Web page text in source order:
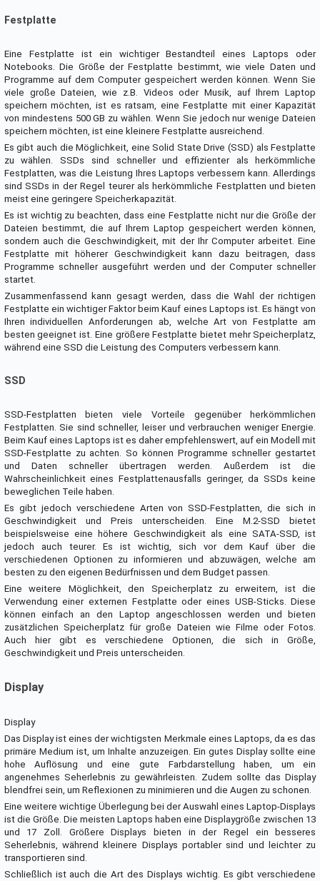
Festplatte
Eine Festplatte ist ein wichtiger Bestandteil eines Laptops oder
Notebooks. Die Größe der Festplatte bestimmt, wie viele Daten und
Programme auf dem Computer gespeichert werden können. Wenn Sie
viele große Dateien, wie z.B. Videos oder Musik, auf Ihrem Laptop
speichern möchten, ist es ratsam, eine Festplatte mit einer Kapazität
von mindestens 500 GB zu wählen. Wenn Sie jedoch nur wenige Dateien
speichern möchten, ist eine kleinere Festplatte ausreichend.
Es gibt auch die Möglichkeit, eine Solid State Drive (SSD) als Festplatte
zu wählen. SSDs sind schneller und effizienter als herkömmliche
Festplatten, was die Leistung Ihres Laptops verbessern kann. Allerdings
sind SSDs in der Regel teurer als herkömmliche Festplatten und bieten
meist eine geringere Speicherkapazität.
Es ist wichtig zu beachten, dass eine Festplatte nicht nur die Größe der
Dateien bestimmt, die auf Ihrem Laptop gespeichert werden können,
sondern auch die Geschwindigkeit, mit der Ihr Computer arbeitet. Eine
Festplatte mit höherer Geschwindigkeit kann dazu beitragen, dass
Programme schneller ausgeführt werden und der Computer schneller
startet.
Zusammenfassend kann gesagt werden, dass die Wahl der richtigen
Festplatte ein wichtiger Faktor beim Kauf eines Laptops ist. Es hängt von
Ihren individuellen Anforderungen ab, welche Art von Festplatte am
besten geeignet ist. Eine größere Festplatte bietet mehr Speicherplatz,
während eine SSD die Leistung des Computers verbessern kann.
SSD
SSD-Festplatten bieten viele Vorteile gegenüber herkömmlichen
Festplatten. Sie sind schneller, leiser und verbrauchen weniger Energie.
Beim Kauf eines Laptops ist es daher empfehlenswert, auf ein Modell mit
SSD-Festplatte zu achten. So können Programme schneller gestartet
und Daten schneller übertragen werden. Außerdem ist die
Wahrscheinlichkeit eines Festplattenausfalls geringer, da SSDs keine
beweglichen Teile haben.
Es gibt jedoch verschiedene Arten von SSD-Festplatten, die sich in
Geschwindigkeit und Preis unterscheiden. Eine M.2-SSD bietet
beispielsweise eine höhere Geschwindigkeit als eine SATA-SSD, ist
jedoch auch teurer. Es ist wichtig, sich vor dem Kauf über die
verschiedenen Optionen zu informieren und abzuwägen, welche am
besten zu den eigenen Bedürfnissen und dem Budget passen.
Eine weitere Möglichkeit, den Speicherplatz zu erweitern, ist die
Verwendung einer externen Festplatte oder eines USB-Sticks. Diese
können einfach an den Laptop angeschlossen werden und bieten
zusätzlichen Speicherplatz für große Dateien wie Filme oder Fotos.
Auch hier gibt es verschiedene Optionen, die sich in Größe,
Geschwindigkeit und Preis unterscheiden.
Display
Display
Das Display ist eines der wichtigsten Merkmale eines Laptops, da es das
primäre Medium ist, um Inhalte anzuzeigen. Ein gutes Display sollte eine
hohe Auflösung und eine gute Farbdarstellung haben, um ein
angenehmes Seherlebnis zu gewährleisten. Zudem sollte das Display
blendfrei sein, um Reflexionen zu minimieren und die Augen zu schonen.
Eine weitere wichtige Überlegung bei der Auswahl eines Laptop-Displays
ist die Größe. Die meisten Laptops haben eine Displaygröße zwischen 13
und 17 Zoll. Größere Displays bieten in der Regel ein besseres
Seherlebnis, während kleinere Displays portabler sind und leichter zu
transportieren sind.
Schließlich ist auch die Art des Displays wichtig. Es gibt verschiedene